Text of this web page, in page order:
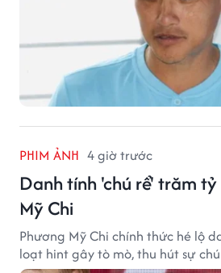
PHIM ẢNH 4 giờ trước
Danh tính 'chú rể' trăm
Mỹ Chi
Phương Mỹ Chi chính thức hé lộ
loạt hint gây tò mò, thu hút sự